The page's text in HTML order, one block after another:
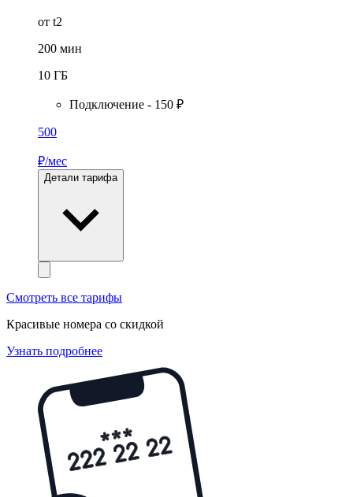
от t2
200 мин
10 ГБ
Подключение - 150 ₽
500
₽/мес
Детали тарифа
Смотреть все тарифы
Красивые номера со скидкой
Узнать подробнее